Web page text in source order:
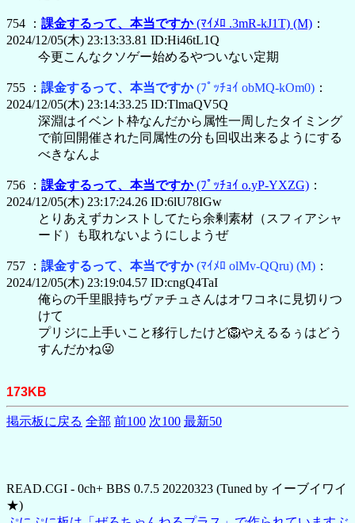
754 ： 課金するって、本当ですか(ﾏｲﾒﾛ .3mR-kJ1T) (M) ：
2024/12/05(木) 23:13:33.81 ID:Hi46tL1Q
今更こんなクソゲー始めるやついない定期
755 ： 課金するって、本当ですか(ﾌﾟｯﾁｮｲ obMQ-kOm0) ：
2024/12/05(木) 23:14:33.25 ID:TlmaQV5Q
深淵はイベント枠なんだから属性一周したタイミング
で前回開催された同属性の分も回収出来るようにする
べきなんよ
756 ： 課金するって、本当ですか(ﾌﾟｯﾁｮｲ o.yP-YXZG) ：
2024/12/05(木) 23:17:24.26 ID:6lU78IGw
とりあえずカンストしてたら余剰素材（スフィアシャ
ード）も取れないようにしようぜ
757 ： 課金するって、本当ですか(ﾏｲﾒﾛ olMv-QQru) (M) ：
2024/12/05(木) 23:19:04.57 ID:cngQ4TaI
俺らの千里眼持ちヴァチュさんはオワコネに見切りつ
けて
プリジに上手いこと移行したけど🦁やえるるぅはどう
すんだかね😜
173KB
掲示板に戻る 全部 前100 次100 最新50
READ.CGI - 0ch+ BBS 0.7.5 20220323 (Tuned by イーブイワイ
★)